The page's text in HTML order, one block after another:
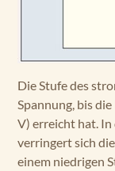
Die Stufe des
Spannung, bis
V) erreicht hat. In
verringert sich
einem niedrigen